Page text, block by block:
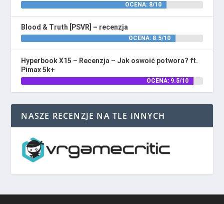
OCENA: 8/10
Blood & Truth [PSVR] – recenzja
OCENA: 8.5/10
Hyperbook X15 – Recenzja – Jak oswoić potwora? ft.
Pimax 5k+
OCENA: 9.5/10
NASZE RECENZJE NA TLE INNYCH